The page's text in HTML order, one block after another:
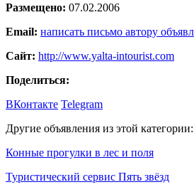
Размещено: 07.02.2006
Email: написать письмо автору
Сайт: http://www.yalta-intourist.com
Поделиться:
ВКонтакте Telegram
Другие объявления из этой категории:
Конные прогулки в лес и поля
Туристический сервис Пять звёзд